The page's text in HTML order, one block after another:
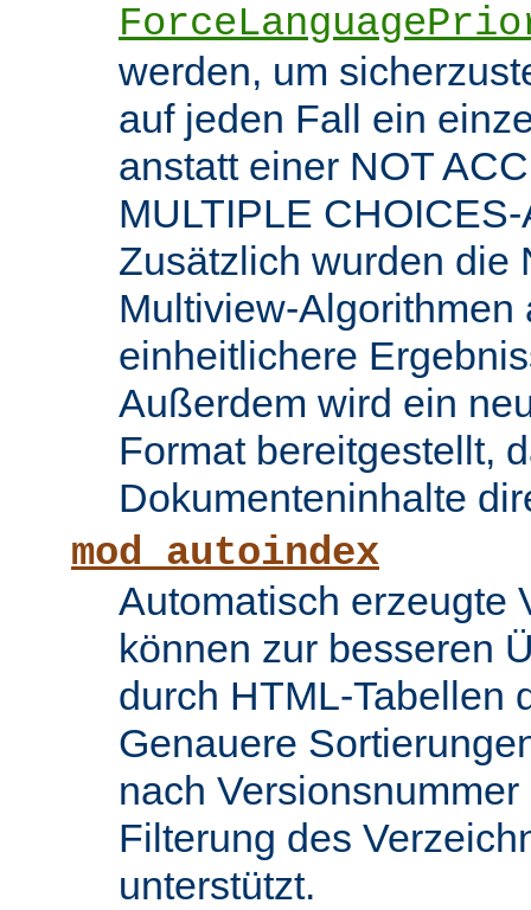
werden, um
auf jeden Fall ein
anstatt einer NOT
MULTIPLE
Zusätzlich wurden die
Multiview-Algorithmen
einheitlichere
Außerdem wird ein
Format bereitgestellt,
Dokumenteninhalte
mod_autoindex
Automatisch erzeugte
können zur besseren
durch HTML-Tabellen
Genauere
nach
Filterung des
unterstützt.